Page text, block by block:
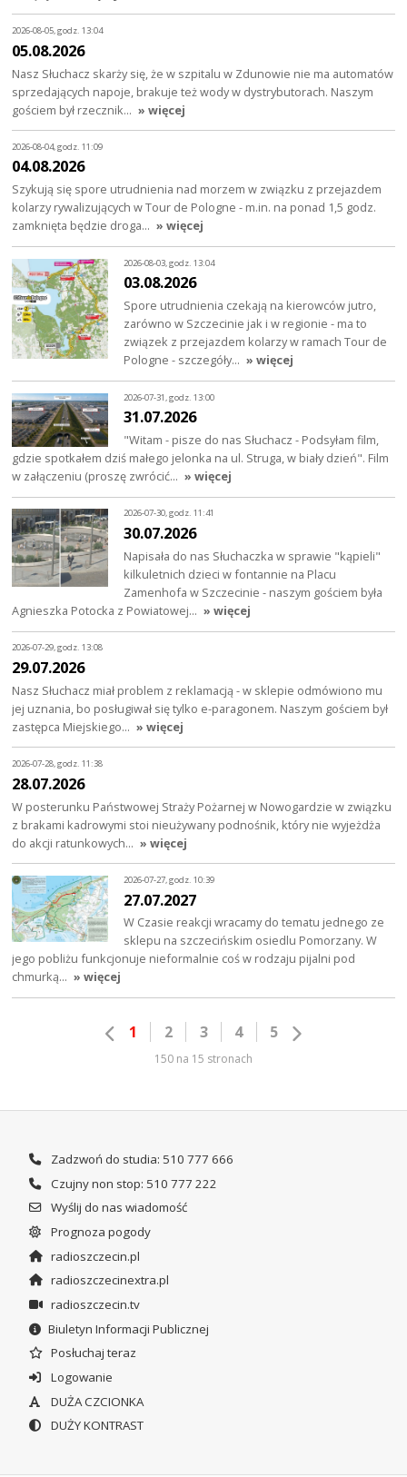
2026-08-05, godz. 13:04
05.08.2026
Nasz Słuchacz skarży się, że w szpitalu w Zdunowie nie ma automatów
sprzedających napoje, brakuje też wody w dystrybutorach. Naszym
gościem był rzecznik… » więcej
2026-08-04, godz. 11:09
04.08.2026
Szykują się spore utrudnienia nad morzem w związku z przejazdem
kolarzy rywalizujących w Tour de Pologne - m.in. na ponad 1,5 godz.
zamknięta będzie droga… » więcej
2026-08-03, godz. 13:04
03.08.2026
Spore utrudnienia czekają na kierowców jutro,
zarówno w Szczecinie jak i w regionie - ma to
związek z przejazdem kolarzy w ramach Tour de
Pologne - szczegóły… » więcej
2026-07-31, godz. 13:00
31.07.2026
"Witam - pisze do nas Słuchacz - Podsyłam film,
gdzie spotkałem dziś małego jelonka na ul. Struga, w biały dzień". Film
w załączeniu (proszę zwrócić… » więcej
2026-07-30, godz. 11:41
30.07.2026
Napisała do nas Słuchaczka w sprawie "kąpieli"
kilkuletnich dzieci w fontannie na Placu
Zamenhofa w Szczecinie - naszym gościem była
Agnieszka Potocka z Powiatowej… » więcej
2026-07-29, godz. 13:08
29.07.2026
Nasz Słuchacz miał problem z reklamacją - w sklepie odmówiono mu
jej uznania, bo posługiwał się tylko e-paragonem. Naszym gościem był
zastępca Miejskiego… » więcej
2026-07-28, godz. 11:38
28.07.2026
W posterunku Państwowej Straży Pożarnej w Nowogardzie w związku
z brakami kadrowymi stoi nieużywany podnośnik, który nie wyjeżdża
do akcji ratunkowych… » więcej
2026-07-27, godz. 10:39
27.07.2027
W Czasie reakcji wracamy do tematu jednego ze
sklepu na szczecińskim osiedlu Pomorzany. W
jego pobliżu funkcjonuje nieformalnie coś w rodzaju pijalni pod
chmurką… » więcej
1 2 3 4 5
150 na 15 stronach
Zadzwoń do studia: 510 777 666
Czujny non stop: 510 777 222
Wyślij do nas wiadomość
Prognoza pogody
radioszczecin.pl
radioszczecinextra.pl
radioszczecin.tv
Biuletyn Informacji Publicznej
Posłuchaj teraz
Logowanie
DUŻA CZCIONKA
DUŻY KONTRAST